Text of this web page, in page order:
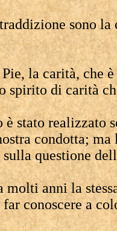
sono
la carità, che
spirito di carità
è stato realizzato
condotta;
questione
anni la
conoscere a